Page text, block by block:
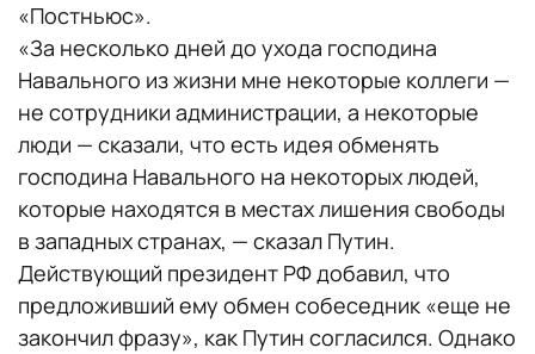
«Постньюс».
«За несколько дней до ухода господина
Навального из жизни мне некоторые коллеги —
не сотрудники администрации, а некоторые
люди — сказали, что есть идея обменять
господина Навального на некоторых людей,
которые находятся в местах лишения свободы
в западных странах, — сказал Путин.
Действующий президент РФ добавил, что
предложивший ему обмен собеседник «еще не
закончил фразу», как Путин согласился. Однако